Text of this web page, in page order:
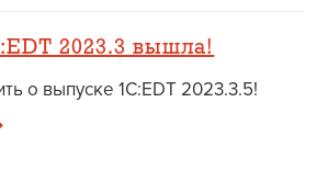
2023.3 вышла!
о выпуске 1C:EDT 2023.3.5!